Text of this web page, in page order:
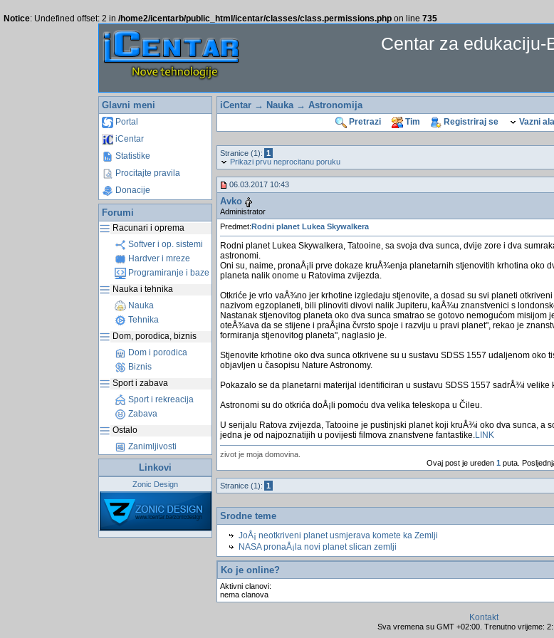
Notice: Undefined offset: 2 in /home2/icentarb/public_html/icentar/classes/class.permissions.php on line 735
Centar za edukaciju-
Glavni meni
Portal
iCentar
Statistike
Procitajte pravila
Donacije
Forumi
Racunari i oprema
Softver i op. sistemi
Hardver i mreze
Programiranje i baze
Nauka i tehnika
Nauka
Tehnika
Dom, porodica, biznis
Dom i porodica
Biznis
Sport i zabava
Sport i rekreacija
Zabava
Ostalo
Zanimljivosti
Linkovi
Zonic Design
iCentar→ Nauka→ Astronomija
Pretrazi Tim Registriraj se Vazni
Stranice (1): 1
Prikazi prvu neprocitanu poruku
06.03.2017 10:43
Avko
Administrator
Predmet:Rodni planet Lukea Skywalkera
Rodni planet Lukea Skywalkera, Tatooine, sa svoja dva sunca, dvije zore i dva
astronomi.
Oni su, naime, pronaÅ¡li prve dokaze kruÅ¾enja planetarnih stjenovitih krhotina oko
planeta nalik onome u Ratovima zvijezda.
Otkriće je vrlo vaÅ¾no jer krhotine izgledaju stjenovite, a dosad su svi planeti
nazivom egzoplaneti, bili plinoviti divovi nalik Jupiteru, kaÅ¾u znanstvenici s
Nastanak stjenovitog planeta oko dva sunca smatrao se gotovo nemogućom misijom
oteÅ¾ava da se stijene i praÅ¡ina čvrsto spoje i razviju u pravi planet", rekao je
formiranja stjenovitog planeta", naglasio je.
Stjenovite krhotine oko dva sunca otkrivene su u sustavu SDSS 1557 udaljenom oko
objavljen u časopisu Nature Astronomy.
Pokazalo se da planetarni materijal identificiran u sustavu SDSS 1557 sadrÅ¾i velike
Astronomi su do otkrića doÅ¡li pomoću dva velika teleskopa u Čileu.
U serijalu Ratova zvijezda, Tatooine je pustinjski planet koji kruÅ¾i oko dva sunca, a
jedna je od najpoznatijih u povijesti filmova znanstvene fantastike. LINK
zivot je moja domovina.
Ovaj post je ureden1 puta.
Stranice (1): 1
Srodne teme
JoÅ¡ neotkriveni planet usmjerava komete ka Zemlji
NASA pronaÅ¡la novi planet slican zemlji
Ko je online?
Aktivni clanovi:
nema clanova
Kontakt
Sva vremena su GMT +02:00. Trenutno vrijeme: 2: